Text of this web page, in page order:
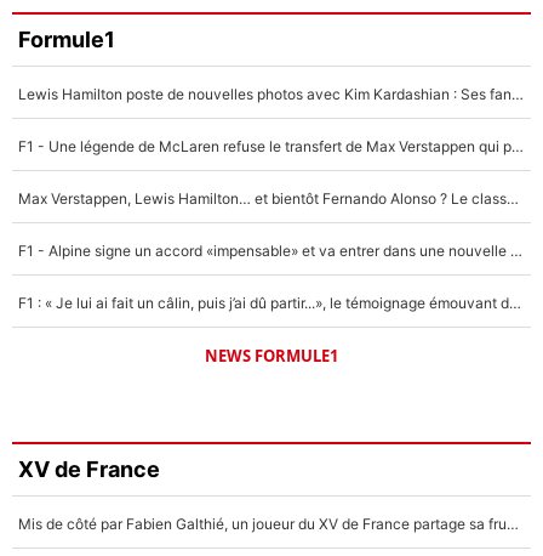
Formule1
Lewis Hamilton poste de nouvelles photos avec Kim Kardashian : Ses fans le voient déjà redevenir champion du monde de F1 grâce à elle !
F1 - Une légende de McLaren refuse le transfert de Max Verstappen qui pourrait «faire des vagues» et plomber l'ambiance dans l'équipe
Max Verstappen, Lewis Hamilton… et bientôt Fernando Alonso ? Le classement des pilotes les mieux payés en Formule 1 risque de changer !
F1 - Alpine signe un accord «impensable» et va entrer dans une nouvelle dimension : Grande nouvelle pour Pierre Gasly !
F1 : « Je lui ai fait un câlin, puis j’ai dû partir...», le témoignage émouvant de Max Verstappen sur sa fille
NEWS FORMULE1
XV de France
Mis de côté par Fabien Galthié, un joueur du XV de France partage sa frustration : «ils ne me l’ont pas dit tout de suite»